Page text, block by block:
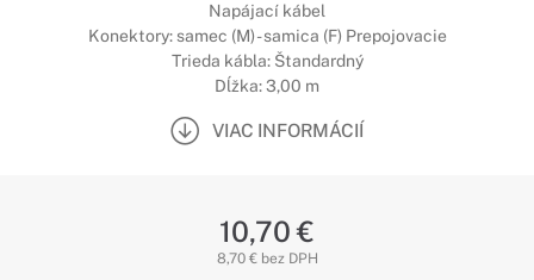
Napájací kábel
Konektory: samec (M) - samica (F) Prepojovacie
Trieda kábla: Štandardný
Dĺžka: 3,00 m
VIAC INFORMÁCIÍ
10,70 €
8,70 € bez DPH